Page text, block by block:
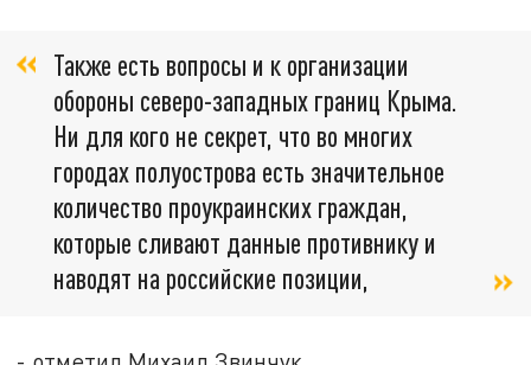
Также есть вопросы и к организации
обороны северо-западных границ Крыма.
Ни для кого не секрет, что во многих
городах полуострова есть значительное
количество проукраинских граждан,
которые сливают данные противнику и
наводят на российские позиции,